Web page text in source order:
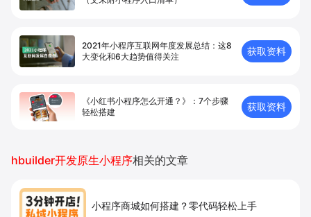
2021年小程序互联网年度发展总结：这8
大变化和6大趋势值得关注
获取资料
《小红书小程序怎么开通？》：7个步骤
轻松搭建
获取资料
hbuilder开发原生小程序相关的文章
小程序商城如何搭建？零代码轻松上手